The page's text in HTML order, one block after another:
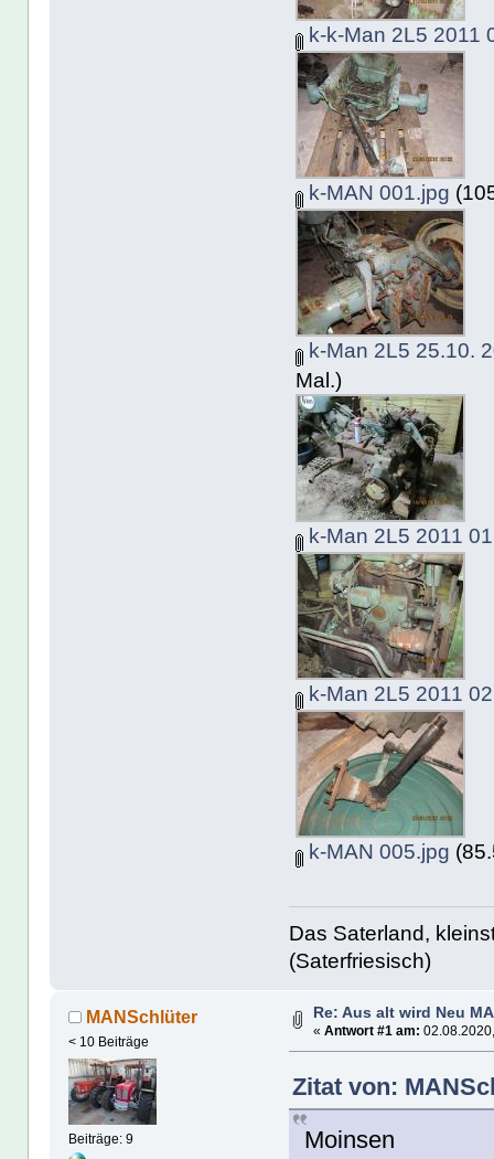
k-k-Man 2L5 2011
k-MAN 001.jpg
k-Man 2L5 25.10.
Mal.)
k-Man 2L5 2011
k-Man 2L5 2011
k-MAN 005.jpg
Das Saterland,
(Saterfriesisch)
MANSchlüter
< 10 Beiträge
Beiträge: 9
Re: Aus alt wird Neu
« Antwort #1 am:
Zitat von:
Moinsen